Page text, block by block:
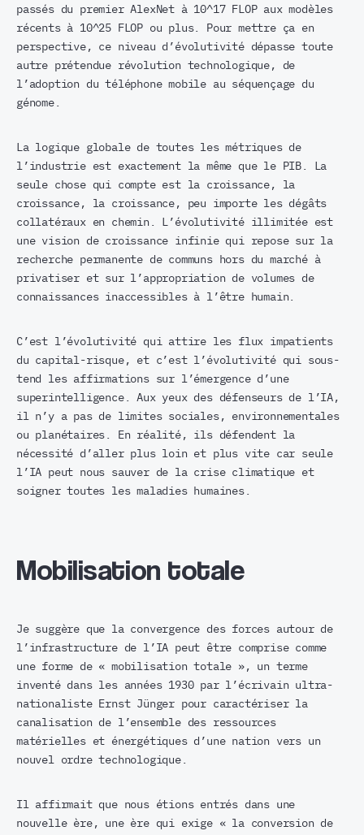
passés du premier AlexNet à 10^17 FLOP aux modèles
récents à 10^25 FLOP ou plus. Pour mettre ça en
perspective, ce niveau d’évolutivité dépasse toute
autre prétendue révolution technologique, de
l’adoption du téléphone mobile au séquençage du
génome.
La logique globale de toutes les métriques de
l’industrie est exactement la même que le PIB. La
seule chose qui compte est la croissance, la
croissance, la croissance, peu importe les dégâts
collatéraux en chemin. L’évolutivité illimitée est
une vision de croissance infinie qui repose sur la
recherche permanente de communs hors du marché à
privatiser et sur l’appropriation de volumes de
connaissances inaccessibles à l’être humain.
C’est l’évolutivité qui attire les flux impatients
du capital-risque, et c’est l’évolutivité qui sous-
tend les affirmations sur l’émergence d’une
superintelligence. Aux yeux des défenseurs de l’IA,
il n’y a pas de limites sociales, environnementales
ou planétaires. En réalité, ils défendent la
nécessité d’aller plus loin et plus vite car seule
l’IA peut nous sauver de la crise climatique et
soigner toutes les maladies humaines.
Mobilisation totale
Je suggère que la convergence des forces autour de
l’infrastructure de l’IA peut être comprise comme
une forme de « mobilisation totale », un terme
inventé dans les années 1930 par l’écrivain ultra-
nationaliste Ernst Jünger pour caractériser la
canalisation de l’ensemble des ressources
matérielles et énergétiques d’une nation vers un
nouvel ordre technologique.
Il affirmait que nous étions entrés dans une
nouvelle ère, une ère qui exige « la conversion de